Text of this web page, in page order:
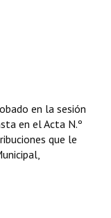
en la sesión
en el Acta N.º
que le